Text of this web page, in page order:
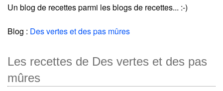
Un blog de recettes parmi les blogs de recettes... :-)
Blog : Des vertes et des pas mûres
Les recettes de Des vertes et des pas
mûres